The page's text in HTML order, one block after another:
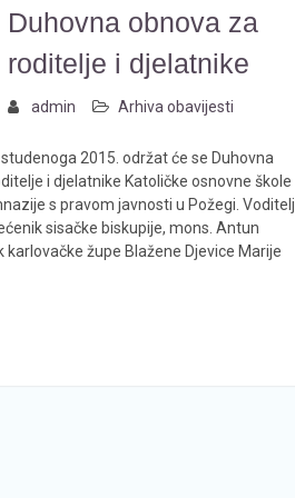
Duhovna obnova za
roditelje i djelatnike
admin Arhiva obavijesti
2015. održat će se Duhovna
i djelatnike Katoličke osnovne škole
s pravom javnosti u Požegi. Voditelj
sisačke biskupije, mons. Antun
karlovačke župe Blažene Djevice Marije